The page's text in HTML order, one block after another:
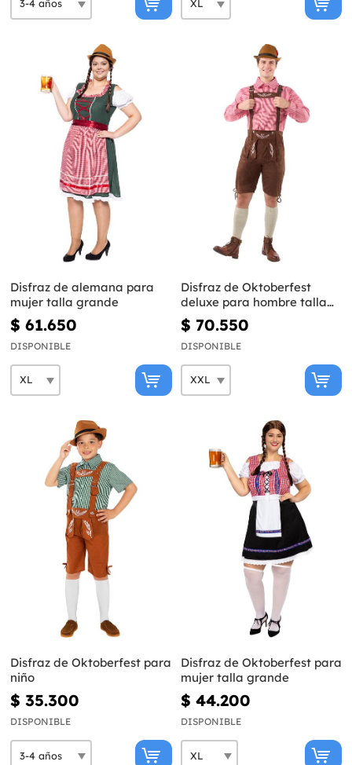
Disfraz de alemana para
mujer talla grande
$ 61.650
DISPONIBLE
Disfraz de Oktoberfest
deluxe para hombre talla
grande
$ 70.550
DISPONIBLE
Disfraz de Oktoberfest para
niño
$ 35.300
DISPONIBLE
Disfraz de Oktoberfest para
mujer talla grande
$ 44.200
DISPONIBLE